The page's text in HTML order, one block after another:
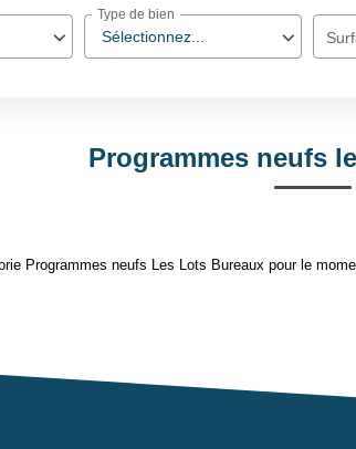
Sélectionnez...
Type de bien
Programmes neufs
Programmes neufs Les Lots Bureaux pour le